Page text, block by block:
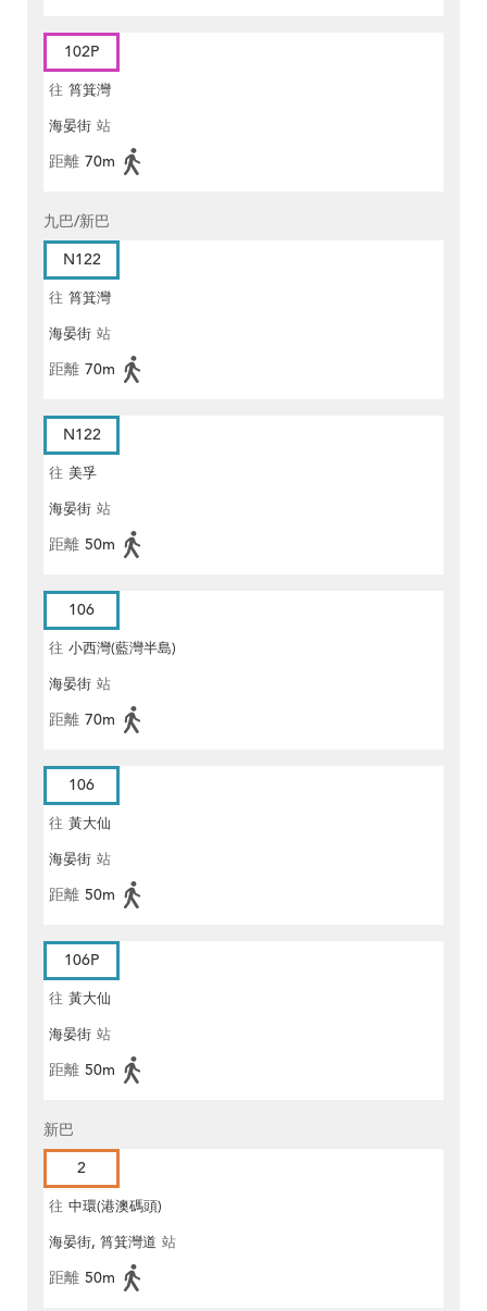
102P
往 筲箕灣
海晏街 站
距離 70m
九巴/新巴
N122
往 筲箕灣
海晏街 站
距離 70m
N122
往 美孚
海晏街 站
距離 50m
106
往 小西灣(藍灣半島)
海晏街 站
距離 70m
106
往 黃大仙
海晏街 站
距離 50m
106P
往 黃大仙
海晏街 站
距離 50m
新巴
2
往 中環(港澳碼頭)
海晏街, 筲箕灣道 站
距離 50m